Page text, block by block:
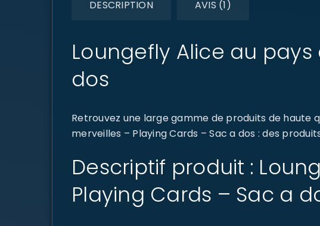
DESCRIPTION AVIS (1)
Loungefly Alice au
dos
Retrouvez une large gamme de produits de haute
merveilles – Playing Cards – Sac a dos : des
Descriptif produit :
Playing Cards – Sac a